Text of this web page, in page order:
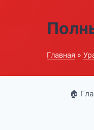
Главная »
🏠